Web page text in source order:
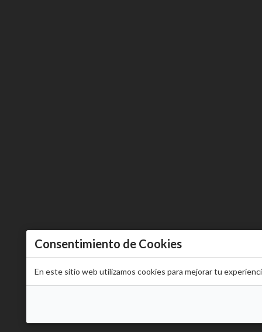
Consentimiento de Cookies
En este sitio web utilizamos cookies para mejorar tu